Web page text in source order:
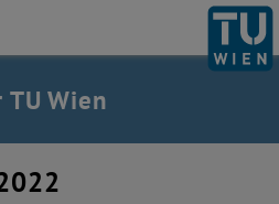
Startseite auflisten
Wien